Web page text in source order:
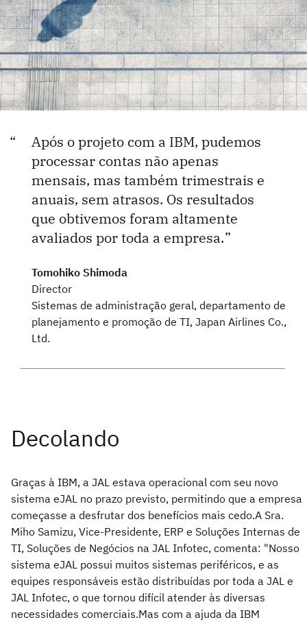
Após o projeto com a IBM, pudemos
processar contas não apenas
mensais, mas também trimestrais e
anuais, sem atrasos. Os resultados
que obtivemos foram altamente
avaliados por toda a empresa.
Tomohiko Shimoda
Director
Sistemas de administração geral, departamento de
planejamento e promoção de TI, Japan Airlines Co.,
Ltd.
Graças à IBM, a JAL estava operacional com seu novo
sistema eJAL no prazo previsto, permitindo que a empresa
começasse a desfrutar dos benefícios mais cedo.A Sra.
Miho Samizu, Vice-Presidente, ERP e Soluções Internas de
TI, Soluções de Negócios na JAL Infotec, comenta: "Nosso
sistema eJAL possui muitos sistemas periféricos, e as
equipes responsáveis estão distribuídas por toda a JAL e
JAL Infotec, o que tornou difícil atender às diversas
necessidades comerciais.Mas com a ajuda da IBM